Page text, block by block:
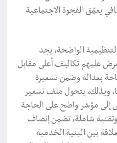
يعمّق الفجوة الاجتماعية
الواضحة، يجد
عليهم تكاليف أعلى مقابل
بعدالة وضمن تسعيرة
وبذلك، يتحول ملف تسعير
إلى مؤشر واضح على الحاجة
شاملة، تضمن إنصاف
بين البنية الخدمية